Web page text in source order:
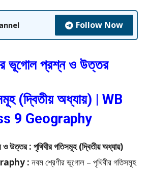
Follow Now
ভূগোল প্রশ্ন ও উত্তর
(দ্বিতীয় অধ্যায়) | WB
9 Geography
উত্তর : পৃথিবীর গতিসমূহ (দ্বিতীয় অধ্যায়)
: নবম শ্রেণীর ভূগোল – পৃথিবীর গতিসমূহ